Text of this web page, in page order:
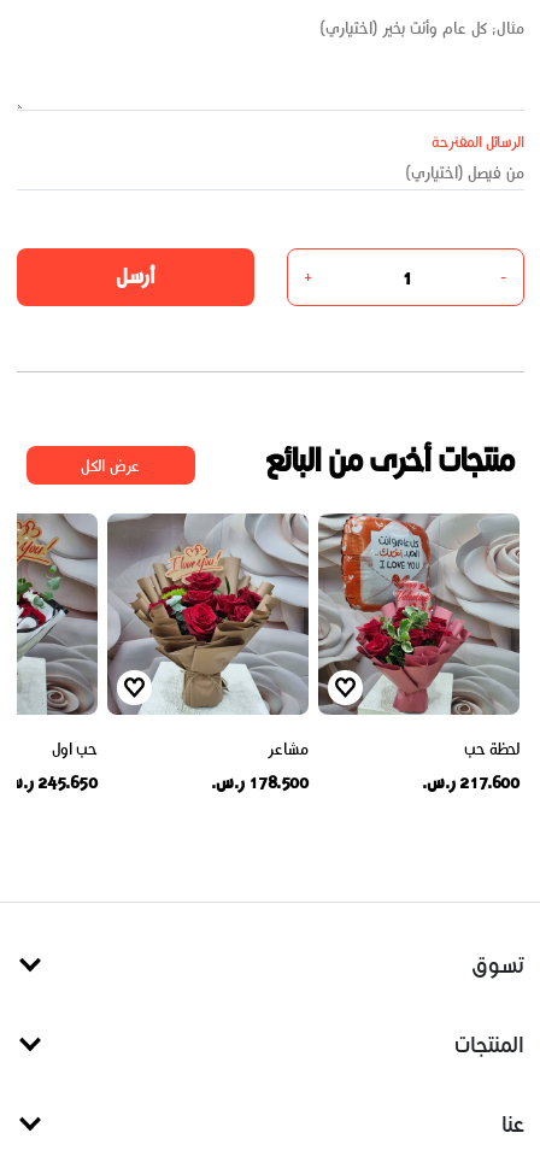
الرسائل المقترحة
-
+ أرسل
منتجات أخرى من البائع عرض الكل
لحظة حب
217.600 ر.س.
مشاعر
178.500 ر.س.
حب اول
245.650 ر.س.
تسوق
المنتجات
عنا